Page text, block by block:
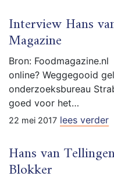
Interview Hans
Magazine
Bron:
online? Weggegooid
onderzoeksbureau
goed voor het…
22 mei 2017 lees verder
Hans van
Blokker